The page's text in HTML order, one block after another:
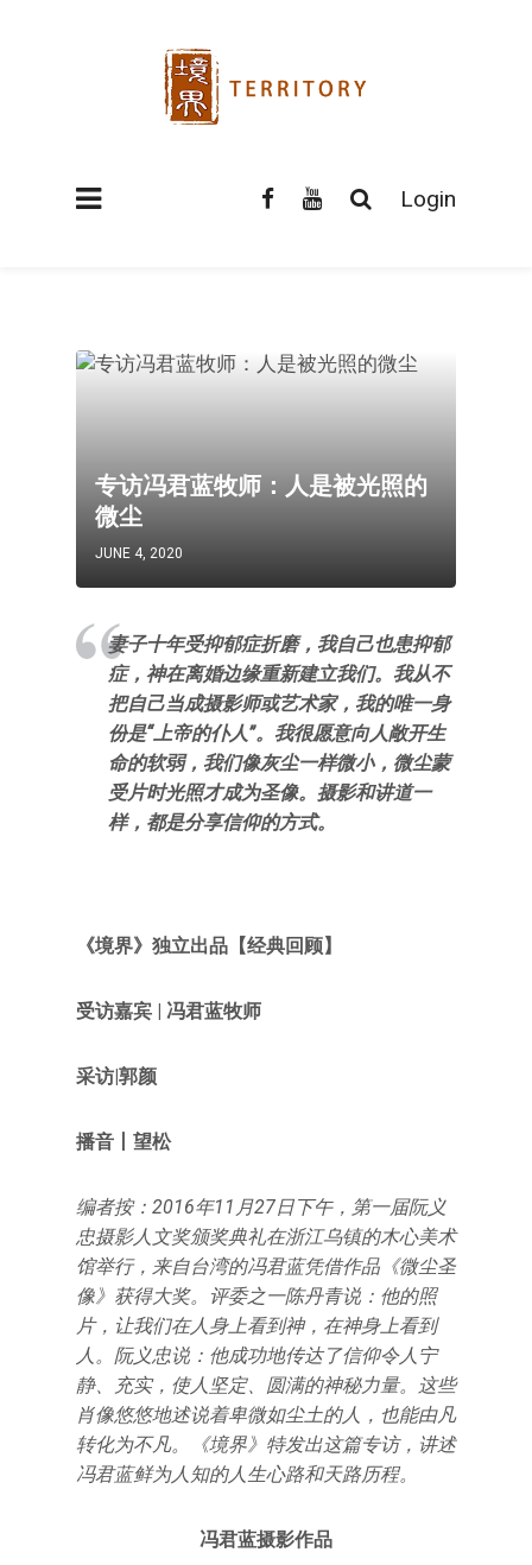
Login
专访冯君蓝牧师：人是被光照的
微尘
JUNE 4, 2020
妻子十年受抑郁症折磨，我自己也患抑郁
症，神在离婚边缘重新建立我们。我从不
把自己当成摄影师或艺术家，我的唯一身
份是“上帝的仆人”。我很愿意向人敞开生
命的软弱，我们像灰尘一样微小，微尘蒙
受片时光照才成为圣像。摄影和讲道一
样，都是分享信仰的方式。
《境界》独立出品 【经典回顾】
受访嘉宾 | 冯君蓝牧师
采访|郭颜
播音丨望松
编者按：2016年11月27日下午，第一届阮义
忠摄影人文奖颁奖典礼在浙江乌镇的木心美术
馆举行，来自台湾的冯君蓝凭借作品《微尘圣
像》获得大奖。评委之一陈丹青说：他的照
片，让我们在人身上看到神，在神身上看到
人。阮义忠说：他成功地传达了信仰令人宁
静、充实，使人坚定、圆满的神秘力量。这些
肖像悠悠地述说着卑微如尘土的人，也能由凡
转化为不凡。《境界》特发出这篇专访，讲述
冯君蓝鲜为人知的人生心路和天路历程。
冯君蓝摄影作品